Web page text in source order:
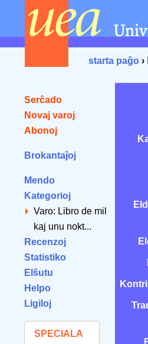
starta paĝo ›
Serĉado
Novaj varoj
Abonoj
Brokantaĵoj
Mendo
Kategorioj
Varo: Libro de mil
kaj unu nokt...
Recenzoj
Statistiko
Elŝutu
Helpo
Ligiloj
SPECIALA